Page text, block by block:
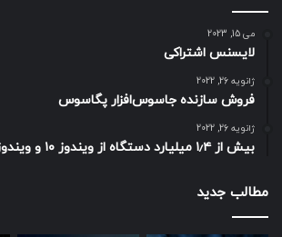
می 15, 2023
لایسنس اشتراکی
ژانویه 26, 2022
فروش سازنده جاسوس‌افزار پگاسوس
ژانویه 26, 2022
بیش از ۱٫۴ میلیارد دستگاه از ویندوز ۱۰ و ویندوز ۱۱ استفاده می‌کنند
مطالب جدید